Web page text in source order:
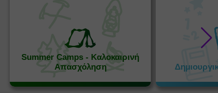
Summer Camps - Καλοκαιρινή
Απασχόληση